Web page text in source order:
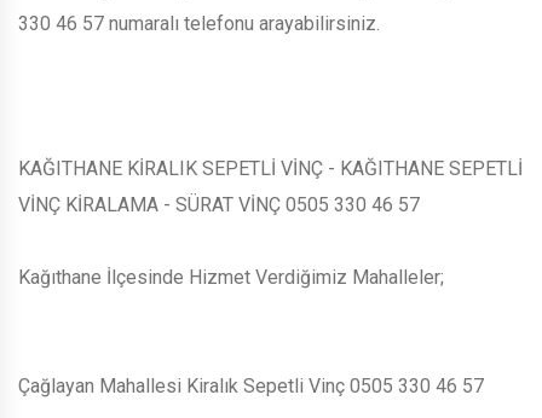
330 46 57 numaralı telefonu arayabilirsiniz.
KAĞITHANE KİRALIK SEPETLİ VİNÇ - KAĞITHANE SEPETLİ
VİNÇ KİRALAMA - SÜRAT VİNÇ 0505 330 46 57
Kağıthane İlçesinde Hizmet Verdiğimiz Mahalleler;
Çağlayan Mahallesi Kiralık Sepetli Vinç 0505 330 46 57